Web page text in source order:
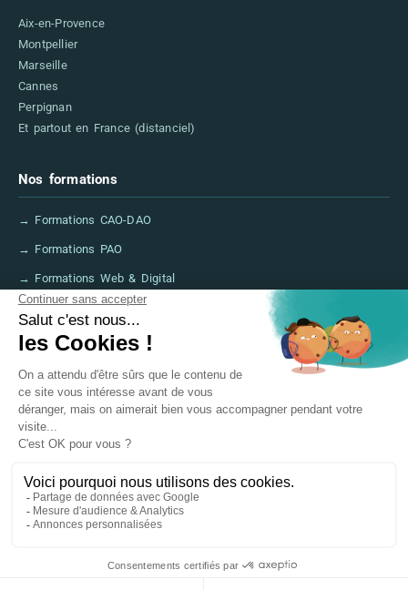
Aix-en-Provence
Montpellier
Marseille
Cannes
Perpignan
Et partout en France (distanciel)
Nos formations
→ Formations CAO-DAO
→ Formations PAO
→ Formations Web & Digital
→ Formations IA
→ Financer sa formation (CPF, France Travail)
Informations légales
→ Mentions légales
→ Accessibilité
→ Certifications & Labels